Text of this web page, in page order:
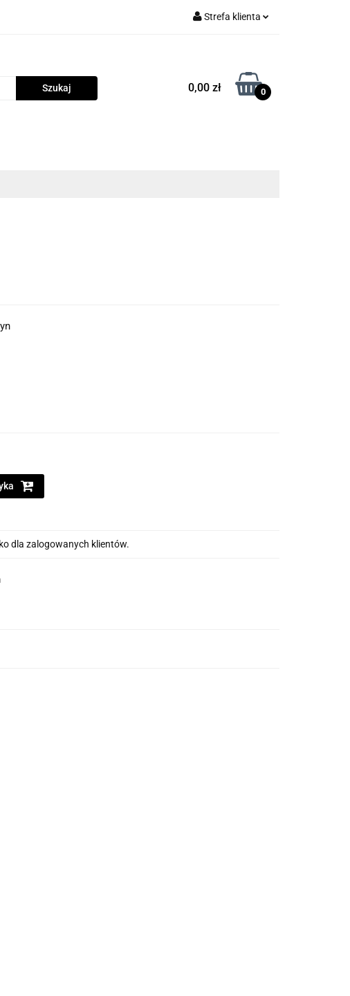
Strefa klienta
Zarejestruj się
Dodaj zgłoszenie
0,00 zł 0
dla zalogowanych klientów.